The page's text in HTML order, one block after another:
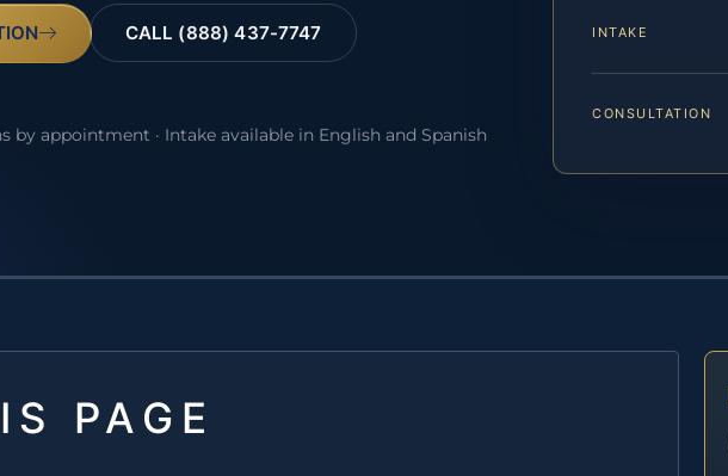
CALL (888) 437-7747
by appointment · Intake available in English and Spanish
INTAKE
CONSULTATION
PAGE